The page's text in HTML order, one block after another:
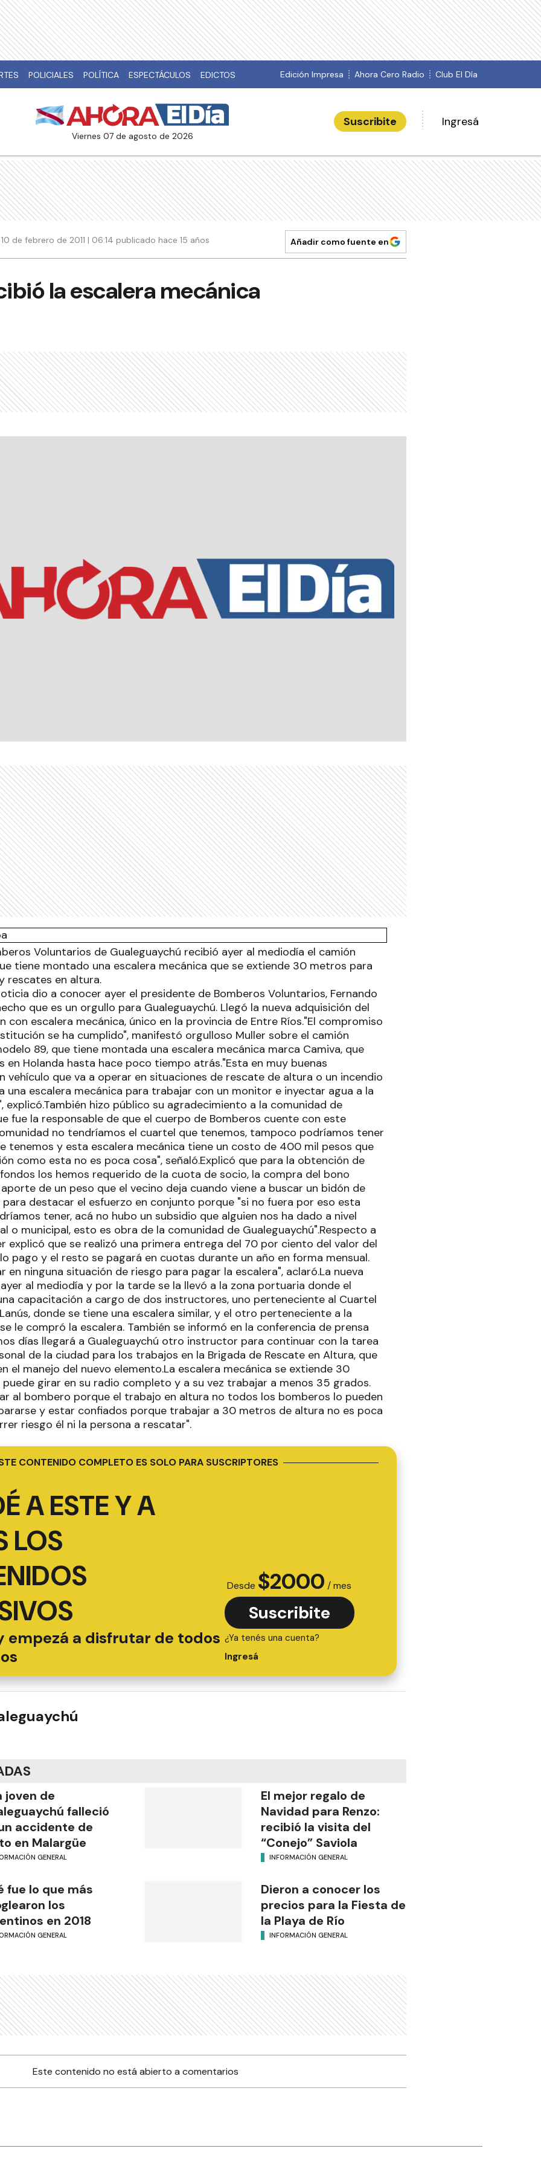
POLICIALES POLÍTICA ESPECTÁCULOS EDICTOS Edición Impresa Ahora Cero Radio Club El Día
viernes 07 de agosto de 2026
Suscribite Ingresá
10 de febrero de 2011 | 06:14 publicado hace 15 años Añadir como fuente en
la escalera mecánica
Voluntarios de Gualeguaychú recibió ayer al mediodía el camión
tiene montado una escalera mecánica que se extiende 30 metros para
rescates en altura.
dio a conocer ayer el presidente de Bomberos Voluntarios, Fernando
que es un orgullo para Gualeguaychú. Llegó la nueva adquisición del
con escalera mecánica, único en la provincia de Entre Ríos."El compromiso
se ha cumplido", manifestó orgulloso Muller sobre el camión
89, que tiene montada una escalera mecánica marca Camiva, que
en Holanda hasta hace poco tiempo atrás."Esta en muy buenas
vehículo que va a operar en situaciones de rescate de altura o un incendio
una escalera mecánica para trabajar con un monitor e inyectar agua a la
explicó.También hizo público su agradecimiento a la comunidad de
fue la responsable de que el cuerpo de Bomberos cuente con este
no tendríamos el cuartel que tenemos, tampoco podríamos tener
tenemos y esta escalera mecánica tiene un costo de 400 mil pesos que
como esta no es poca cosa", señaló.Explicó que para la obtención de
los hemos requerido de la cuota de socio, la compra del bono
de un peso que el vecino deja cuando viene a buscar un bidón de
para destacar el esfuerzo en conjunto porque "si no fuera por eso esta
tener, acá no hubo un subsidio que alguien nos ha dado a nivel
o municipal, esto es obra de la comunidad de Gualeguaychú".Respecto a
explicó que se realizó una primera entrega del 70 por ciento del valor del
pago y el resto se pagará en cuotas durante un año en forma mensual.
en ninguna situación de riesgo para pagar la escalera", aclaró.La nueva
al mediodía y por la tarde se la llevó a la zona portuaria donde el
capacitación a cargo de dos instructores, uno perteneciente al Cuartel
donde se tiene una escalera similar, y el otro perteneciente a la
le compró la escalera. También se informó en la conferencia de prensa
días llegará a Gualeguaychú otro instructor para continuar con la tarea
de la ciudad para los trabajos en la Brigada de Rescate en Altura, que
el manejo del nuevo elemento.La escalera mecánica se extiende 30
girar en su radio completo y a su vez trabajar a menos 35 grados.
al bombero porque el trabajo en altura no todos los bomberos lo pueden
y estar confiados porque trabajar a 30 metros de altura no es poca
riesgo él ni la persona a rescatar".
CONTENIDO COMPLETO ES SOLO PARA SUSCRIPTORES
A ESTE Y A
LOS
empezá a disfrutar de todos
Desde $2000 / mes
Suscribite
¿Ya tenés una cuenta?
Ingresá
joven de
falleció
accidente de
en Malargüe
GENERAL
El mejor regalo de
Navidad para Renzo:
recibió la visita del
“Conejo” Saviola
INFORMACIÓN GENERAL
fue lo que más
los
en 2018
GENERAL
Dieron a conocer los
precios para la Fiesta de
la Playa de Río
INFORMACIÓN GENERAL
Este contenido no está abierto a comentarios